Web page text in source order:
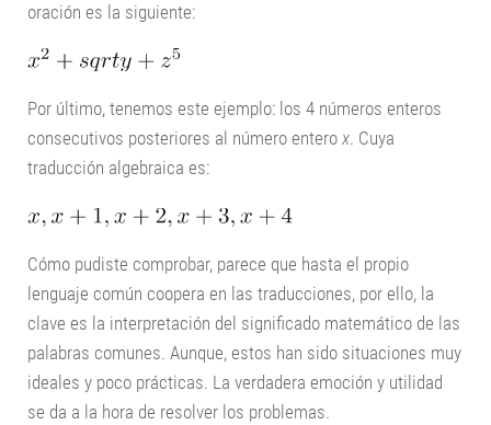
oración es la siguiente:
Por último, tenemos este ejemplo: los 4 números enteros
consecutivos posteriores al número entero x. Cuya
traducción algebraica es:
Cómo pudiste comprobar, parece que hasta el propio
lenguaje común coopera en las traducciones, por ello, la
clave es la interpretación del significado matemático de las
palabras comunes. Aunque, estos han sido situaciones muy
ideales y poco prácticas. La verdadera emoción y utilidad
se da a la hora de resolver los problemas.